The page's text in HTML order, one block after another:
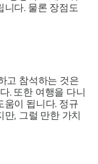
니다. 물론 장점도
고 참석하는 것은
. 또한 여행을 다니
움이 됩니다. 정규
, 그럴 만한 가치